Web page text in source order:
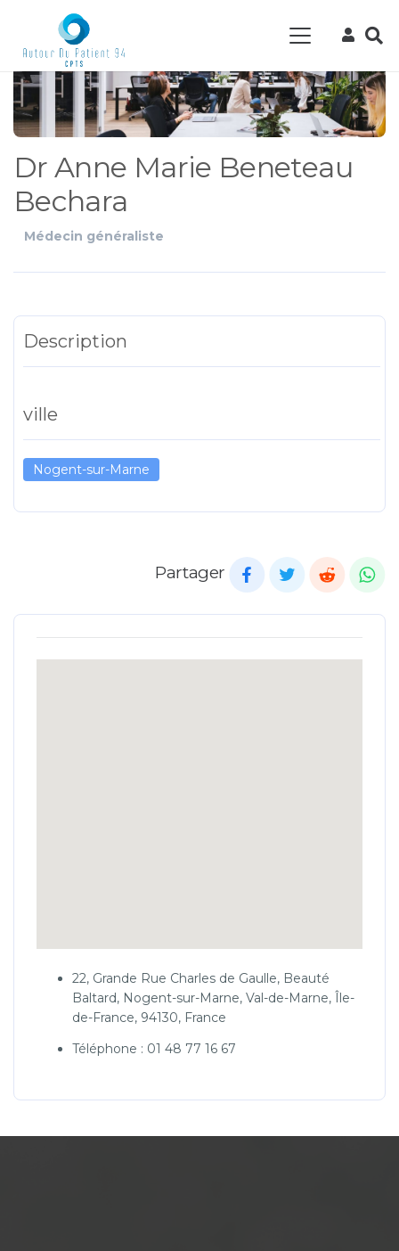
Dr Anne Marie Beneteau
Bechara
Médecin généraliste
Description
ville
Nogent-sur-Marne
Partager
22, Grande Rue Charles de Gaulle, Beauté
Baltard, Nogent-sur-Marne, Val-de-Marne, Île-
de-France, 94130, France
Téléphone : 01 48 77 16 67